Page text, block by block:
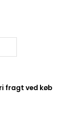
fragt ved køb